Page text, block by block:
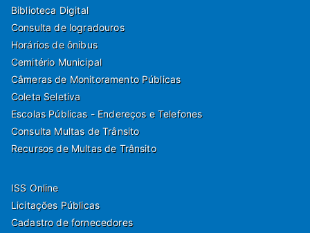
Biblioteca Digital
Consulta de logradouros
Horários de ônibus
Cemitério Municipal
Câmeras de Monitoramento Públicas
Coleta Seletiva
Escolas Públicas - Endereços e Telefones
Consulta Multas de Trânsito
Recursos de Multas de Trânsito
ISS Online
Licitações Públicas
Cadastro de fornecedores